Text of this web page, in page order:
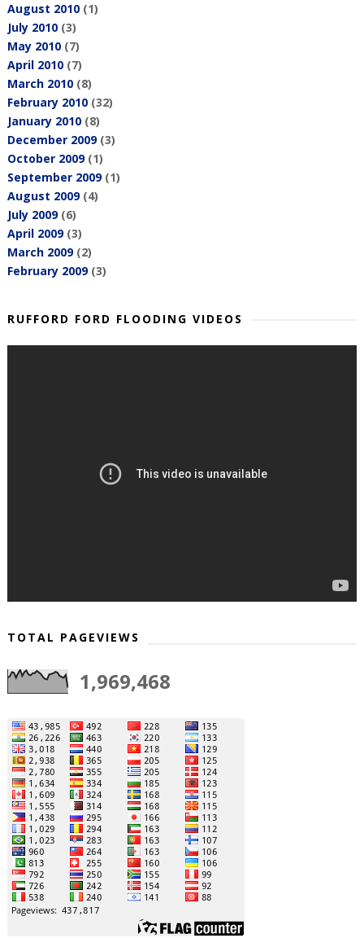
August 2010(1)
July 2010(3)
May 2010(7)
April 2010(7)
March 2010(8)
February 2010(32)
January 2010(8)
December 2009(3)
October 2009(1)
September 2009(1)
August 2009(4)
July 2009(6)
April 2009(3)
March 2009(2)
February 2009(3)
RUFFORD FORD FLOODING VIDEOS
TOTAL PAGEVIEWS
1,969,468